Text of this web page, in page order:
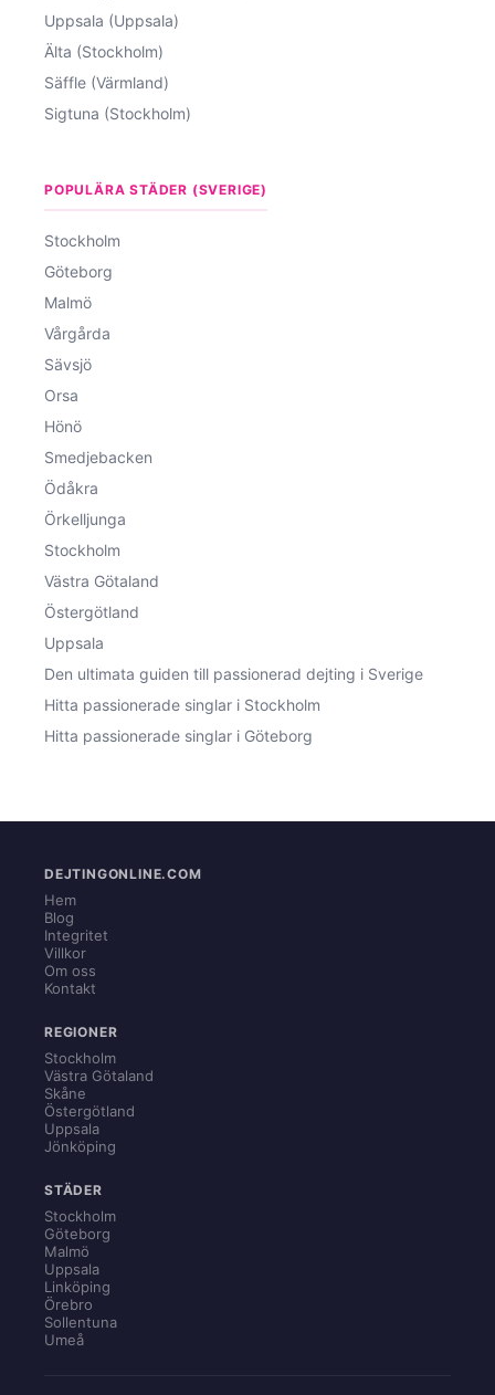
Uppsala (Uppsala)
Älta (Stockholm)
Säffle (Värmland)
Sigtuna (Stockholm)
POPULÄRA STÄDER (SVERIGE)
Stockholm
Göteborg
Malmö
Vårgårda
Sävsjö
Orsa
Hönö
Smedjebacken
Ödåkra
Örkelljunga
Stockholm
Västra Götaland
Östergötland
Uppsala
Den ultimata guiden till passionerad dejting i Sverige
Hitta passionerade singlar i Stockholm
Hitta passionerade singlar i Göteborg
DEJTINGONLINE.COM
Hem
Blog
Integritet
Villkor
Om oss
Kontakt
REGIONER
Stockholm
Västra Götaland
Skåne
Östergötland
Uppsala
Jönköping
STÄDER
Stockholm
Göteborg
Malmö
Uppsala
Linköping
Örebro
Sollentuna
Umeå